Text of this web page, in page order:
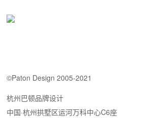
©Paton Design 2005-2021
杭州巴顿品牌设计
中国·杭州拱墅区运河万科中心C6座